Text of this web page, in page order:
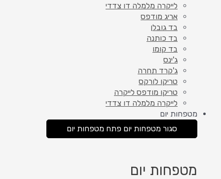
לייקרה מלמלה דו צדדי
אריג מודפס
בד גובלן
בד כותנה
בד קומו
ג'ינס
ג'קרד תחרה
טריקו לורקס
טריקו מודפס לייקרה
לייקרה מלמלה דו צדדי
מטפחות יום
סגור מטפחות יום פתח מטפחות יום
מטפחות יום